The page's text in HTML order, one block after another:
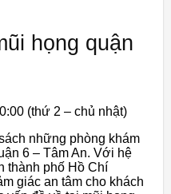
họng quận
(thứ 2 – chủ nhật)
những phòng khám
6 – Tâm An. Với hệ
thành phố Hồ Chí
giác an tâm cho khách